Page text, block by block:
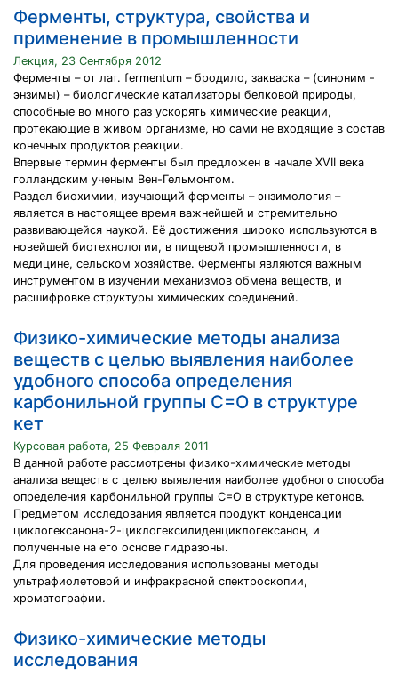
Ферменты, структура, свойства и
применение в промышленности
Лекция, 23 Сентября 2012
Ферменты – от лат. fermentum – бродило, закваска – (синоним -
энзимы) – биологические катализаторы белковой природы,
способные во много раз ускорять химические реакции,
протекающие в живом организме, но сами не входящие в состав
конечных продуктов реакции.
Впервые термин ферменты был предложен в начале XVII века
голландским ученым Вен-Гельмонтом.
Раздел биохимии, изучающий ферменты – энзимология –
является в настоящее время важнейшей и стремительно
развивающейся наукой. Её достижения широко используются в
новейшей биотехнологии, в пищевой промышленности, в
медицине, сельском хозяйстве. Ферменты являются важным
инструментом в изучении механизмов обмена веществ, и
расшифровке структуры химических соединений.
Физико-химические методы анализа
веществ с целью выявления наиболее
удобного способа определения
карбонильной группы С=О в структуре
кет
Курсовая работа, 25 Февраля 2011
В данной работе рассмотрены физико-химические методы
анализа веществ с целью выявления наиболее удобного способа
определения карбонильной группы С=О в структуре кетонов.
Предметом исследования является продукт конденсации
циклогексанона-2-циклогексилиденциклогексанон, и
полученные на его основе гидразоны.
Для проведения исследования использованы методы
ультрафиолетовой и инфракрасной спектроскопии,
хроматографии.
Физико-химические методы
исследования